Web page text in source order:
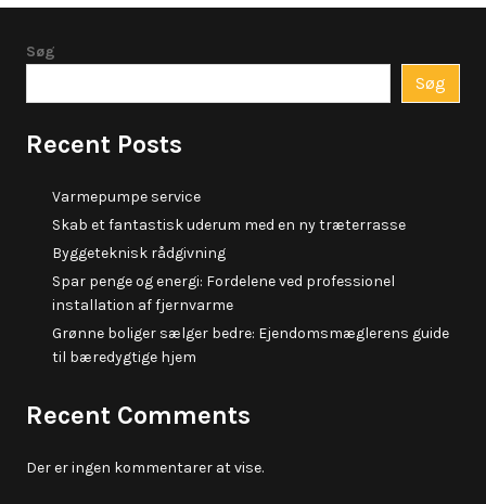
Søg
Søg
Recent Posts
Varmepumpe service
Skab et fantastisk uderum med en ny træterrasse
Byggeteknisk rådgivning
Spar penge og energi: Fordelene ved professionel
installation af fjernvarme
Grønne boliger sælger bedre: Ejendomsmæglerens guide
til bæredygtige hjem
Recent Comments
Der er ingen kommentarer at vise.